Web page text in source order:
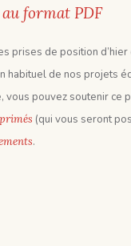
format PDF
prises de position d’hier
habituel de nos projets
vous pouvez soutenir ce
(qui vous seront
.